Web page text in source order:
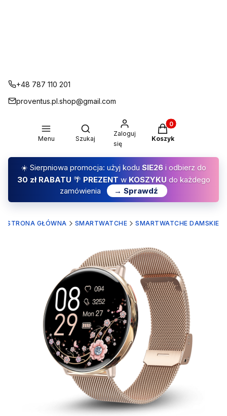
+48 787 110 201
proventus.pl.shop@gmail.com
Menu
Otwórz wyszukiwarkę
Szukaj
Zaloguj
się
Produkty w
Koszyk
☀️ Sierpniowa promocja: użyj kodu SIE26 i odbierz do
30 zł RABATU 🌴 PREZENT w KOSZYKU do każdego
zamówienia
→ Sprawdź
STRONA GŁÓWNA SMARTWATCHE SMARTWATCHE DAMSKIE